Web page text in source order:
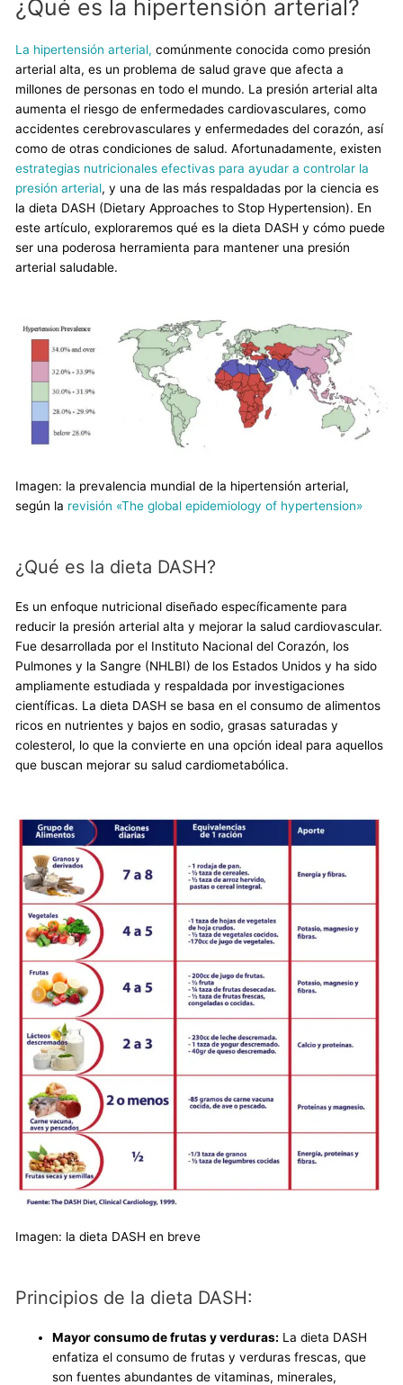
¿Qué es la hipertensión arterial?
La hipertensión arterial, comúnmente conocida como presión
arterial alta, es un problema de salud grave que afecta a
millones de personas en todo el mundo. La presión arterial alta
aumenta el riesgo de enfermedades cardiovasculares, como
accidentes cerebrovasculares y enfermedades del corazón, así
como de otras condiciones de salud. Afortunadamente, existen
estrategias nutricionales efectivas para ayudar a controlar la
presión arterial, y una de las más respaldadas por la ciencia es
la dieta DASH (Dietary Approaches to Stop Hypertension). En
este artículo, exploraremos qué es la dieta DASH y cómo puede
ser una poderosa herramienta para mantener una presión
arterial saludable.
Imagen: la prevalencia mundial de la hipertensión arterial,
según la revisión «The global epidemiology of hypertension»
¿Qué es la dieta DASH?
Es un enfoque nutricional diseñado específicamente para
reducir la presión arterial alta y mejorar la salud cardiovascular.
Fue desarrollada por el Instituto Nacional del Corazón, los
Pulmones y la Sangre (NHLBI) de los Estados Unidos y ha sido
ampliamente estudiada y respaldada por investigaciones
científicas. La dieta DASH se basa en el consumo de alimentos
ricos en nutrientes y bajos en sodio, grasas saturadas y
colesterol, lo que la convierte en una opción ideal para aquellos
que buscan mejorar su salud cardiometabólica.
Imagen: la dieta DASH en breve
Principios de la dieta DASH:
Mayor consumo de frutas y verduras: La dieta DASH
enfatiza el consumo de frutas y verduras frescas, que
son fuentes abundantes de vitaminas, minerales,